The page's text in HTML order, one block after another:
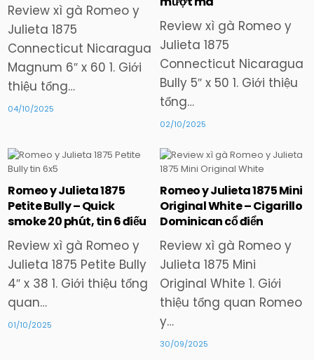
Review xì gà Romeo y
Julieta 1875
Connecticut Nicaragua
Magnum 6″ x 60 1. Giới
thiệu tổng…
04/10/2025
Review xì gà Romeo y
Julieta 1875
Connecticut Nicaragua
Bully 5″ x 50 1. Giới thiệu
tổng…
02/10/2025
Posted
in
Romeo y Julieta 1875
Petite Bully – Quick
smoke 20 phút, tin 6 điếu
Review xì gà Romeo y
Julieta 1875 Petite Bully
4″ x 38 1. Giới thiệu tổng
quan…
01/10/2025
Posted
in
Romeo y Julieta 1875 Mini
Original White – Cigarillo
Dominican cổ điển
Review xì gà Romeo y
Julieta 1875 Mini
Original White 1. Giới
thiệu tổng quan Romeo
y…
30/09/2025